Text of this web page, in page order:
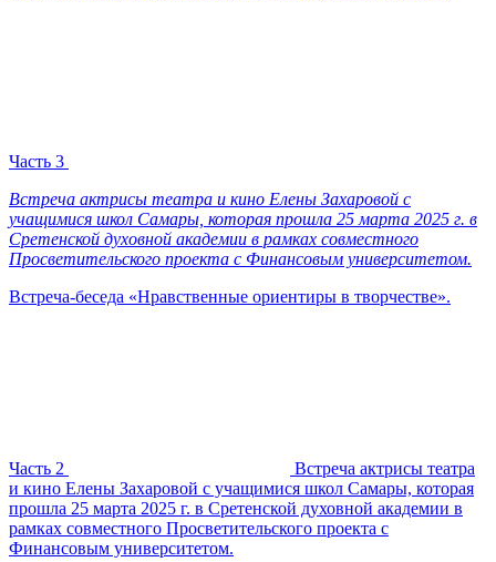
Часть 3
Встреча актрисы театра и кино Елены Захаровой с
учащимися школ Самары, которая прошла 25 марта 2025 г. в
Сретенской духовной академии в рамках совместного
Просветительского проекта с Финансовым университетом.
Встреча-беседа «Нравственные ориентиры в творчестве».
Часть 2
Встреча актрисы театра
и кино Елены Захаровой с учащимися школ Самары, которая
прошла 25 марта 2025 г. в Сретенской духовной академии в
рамках совместного Просветительского проекта с
Финансовым университетом.